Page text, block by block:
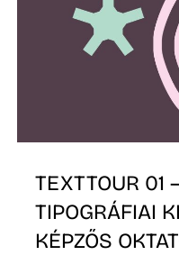
TEXTTOUR 01
TIPOGRÁFIAI
KÉPZŐS